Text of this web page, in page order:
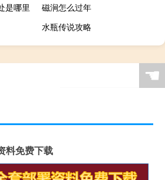
是哪里
磁涧怎么过年
水瓶传说攻略
☚
料免费下载